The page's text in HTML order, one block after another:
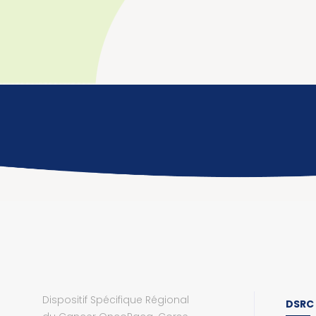
Dispositif Spécifique Régional
DSRC